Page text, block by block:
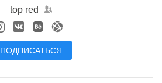
top red
ПОДПИСАТЬСЯ